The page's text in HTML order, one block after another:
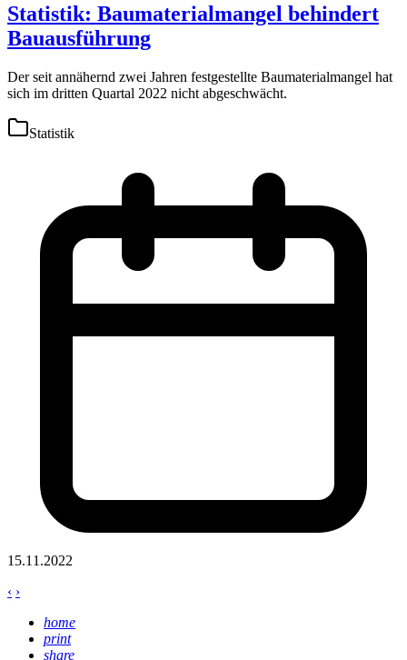
Statistik: Baumaterialmangel behindert
Bauausführung
Der seit annähernd zwei Jahren festgestellte Baumaterialmangel hat
sich im dritten Quartal 2022 nicht abgeschwächt.
Statistik
15.11.2022
‹ ›
home
print
share